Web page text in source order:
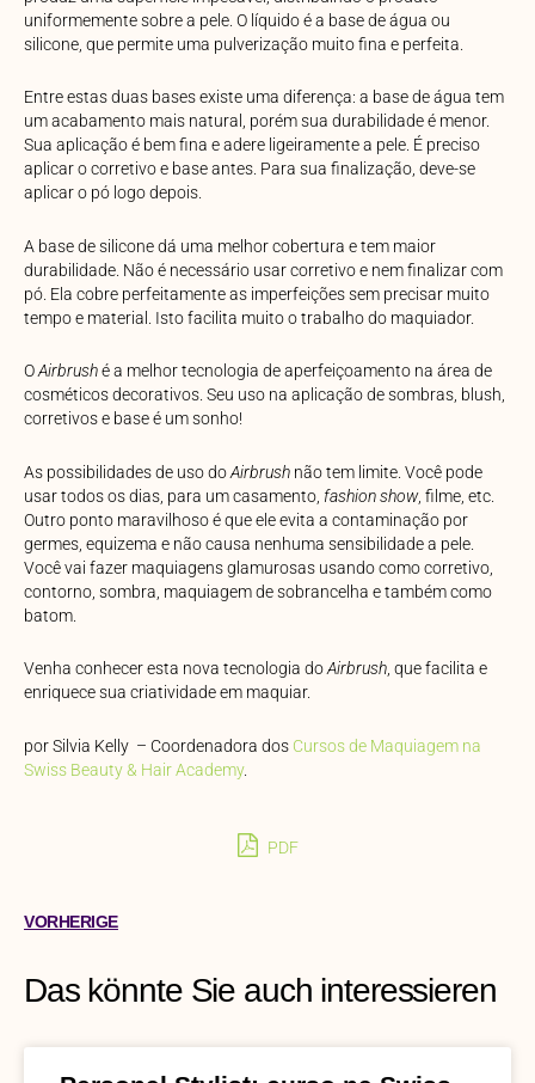
uniformemente sobre a pele. O líquido é a base de água ou
silicone, que permite uma pulverização muito fina e perfeita.
Entre estas duas bases existe uma diferença: a base de água tem
um acabamento mais natural, porém sua durabilidade é menor.
Sua aplicação é bem fina e adere ligeiramente a pele. É preciso
aplicar o corretivo e base antes. Para sua finalização, deve-se
aplicar o pó logo depois.
A base de silicone dá uma melhor cobertura e tem maior
durabilidade. Não é necessário usar corretivo e nem finalizar com
pó. Ela cobre perfeitamente as imperfeições sem precisar muito
tempo e material. Isto facilita muito o trabalho do maquiador.
OAirbrushé a melhor tecnologia de aperfeiçoamento na área de
cosméticos decorativos. Seu uso na aplicação de sombras, blush,
corretivos e base é um sonho!
As possibilidades de uso doAirbrush não tem limite. Você pode
usar todos os dias, para um casamento, fashion show, filme, etc.
Outro ponto maravilhoso é que ele evita a contaminação por
germes, equizema e não causa nenhuma sensibilidade a pele.
Você vai fazer maquiagens glamurosas usando como corretivo,
contorno, sombra, maquiagem de sobrancelha e também como
batom.
Venha conhecer esta nova tecnologia doAirbrush, que facilita e
enriquece sua criatividade em maquiar.
por Silvia Kelly – Coordenadora dos Cursos de Maquiagem na
Swiss Beauty & Hair Academy.
PDF
VORHERIGE
Das könnte Sie auch interessieren